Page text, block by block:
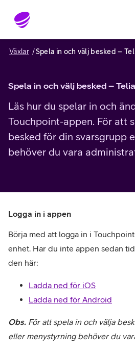
Gå till sidans innehåll
Växlar Spela in och välj besked –
Spela in och välj besked –
Läs hur du spelar in och
Touchpoint-appen. För att
besked för din svarsgrupp
behöver du vara
Logga in i appen
Börja med att logga in i
enhet. Har du inte appen sedan
den här:
Ladda ned för iOS
Ladda ned för Android
Obs. För att spela in och välja
eller menystyrning behöver du